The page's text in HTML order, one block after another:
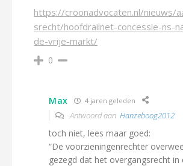
https://croonadvocaten.nl/nieuws/
srecht/hoofdrailnet-concessie-ns-
de-vrije-markt/
0
Max 4 jaren geleden
Antwoord aan Hanzeboog2012
toch niet, lees maar goed:
“De voorzieningenrechter
gezegd dat het overgangsrecht in